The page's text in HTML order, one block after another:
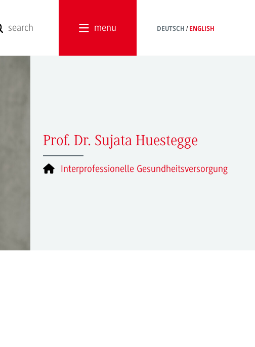
menu DEUTSCH ENGLISH
Prof. Dr. Sujata Huestegge
Interprofessionelle Gesundheitsversorgung